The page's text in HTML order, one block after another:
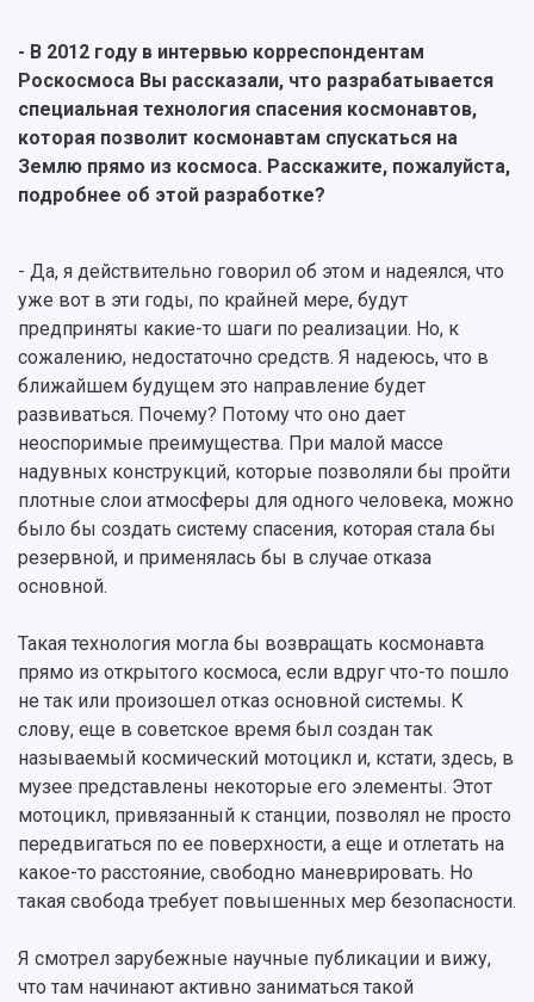
- В 2012 году в интервью корреспондентам
Роскосмоса Вы рассказали, что разрабатывается
специальная технология спасения космонавтов,
которая позволит космонавтам спускаться на
Землю прямо из космоса. Расскажите, пожалуйста,
подробнее об этой разработке?
- Да, я действительно говорил об этом и надеялся, что
уже вот в эти годы, по крайней мере, будут
предприняты какие-то шаги по реализации. Но, к
сожалению, недостаточно средств. Я надеюсь, что в
ближайшем будущем это направление будет
развиваться. Почему? Потому что оно дает
неоспоримые преимущества. При малой массе
надувных конструкций, которые позволяли бы пройти
плотные слои атмосферы для одного человека, можно
было бы создать систему спасения, которая стала бы
резервной, и применялась бы в случае отказа
основной.
Такая технология могла бы возвращать космонавта
прямо из открытого космоса, если вдруг что-то пошло
не так или произошел отказ основной системы. К
слову, еще в советское время был создан так
называемый космический мотоцикл и, кстати, здесь, в
музее представлены некоторые его элементы. Этот
мотоцикл, привязанный к станции, позволял не просто
передвигаться по ее поверхности, а еще и отлетать на
какое-то расстояние, свободно маневрировать. Но
такая свобода требует повышенных мер безопасности.
Я смотрел зарубежные научные публикации и вижу,
что там начинают активно заниматься такой